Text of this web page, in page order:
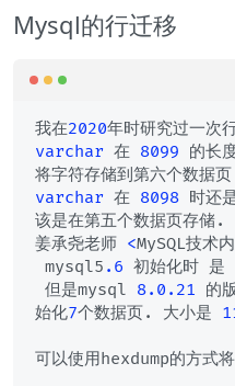
Mysql的行迁移
我在2020
varchar 在 8099 的长
varchar 在 8098 时还
该是在第五个数据页存储.
姜承尧老师 <MySQL技术
mysql5 .6 初始化时 是
但是mysql 8.0 .21 的
始化7个数据页. 大小是
可以使用hexdump的方式